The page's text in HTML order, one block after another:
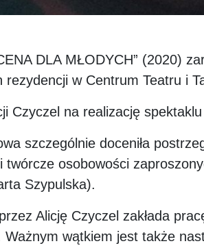
DLA MŁODYCH” (2020)
rezydencji w Centrum Teatru i
Czyczel na realizację
szczególnie doceniła
osobowości
Szypulska).
Alicję Czyczel zakłada
wątkiem jest także